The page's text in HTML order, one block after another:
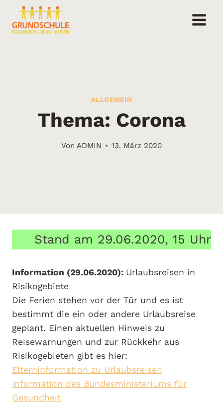
Inhalt
springen
ALLGEMEIN
Thema: Corona
Von ADMIN 13. März 2020
Stand am 29.06.2020, 15 Uhr
Information (29.06.2020): Urlaubsreisen in
Risikogebiete
Die Ferien stehen vor der Tür und es ist
bestimmt die ein oder andere Urlaubsreise
geplant. Einen aktuellen Hinweis zu
Reisewarnungen und zur Rückkehr aus
Risikogebieten gibt es hier:
Elterninformation zu Urlaubsreisen
Information des Bundesministeriums für
Gesundheit